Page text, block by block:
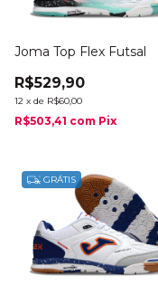
Joma Top Flex Futsal
R$529,90
12 x de R$60,00
R$503,41 com Pix
GRÁTIS